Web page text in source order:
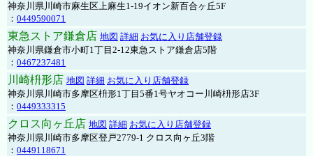
神奈川県川崎市麻生区上麻生1-19イオン新百合ヶ丘5F
： 0449590071
東急ストア鎌倉店 地図 詳細 お気に入り店舗登録
神奈川県鎌倉市小町1丁目2-12東急ストア鎌倉店5階
： 0467237481
川崎枡形店 地図 詳細 お気に入り店舗登録
神奈川県川崎市多摩区枡形1丁目5番1号ヤオコー川崎枡形店3F
： 0449333315
クロス向ヶ丘店 地図 詳細 お気に入り店舗登録
神奈川県川崎市多摩区登戸2779-1 クロス向ヶ丘3階
： 0449118671